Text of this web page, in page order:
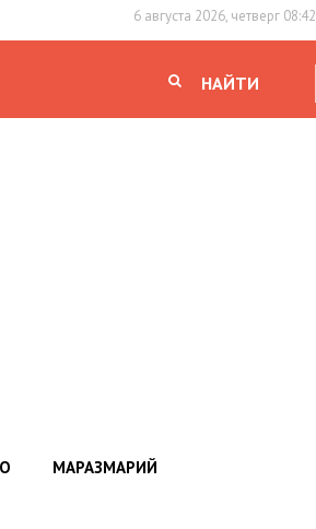
6 августа 2026, четверг 08:42
НАЙТИ
МАРАЗМАРИЙ